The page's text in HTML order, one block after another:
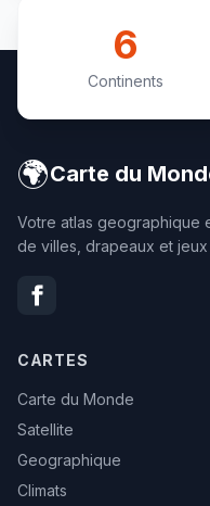
6
Continents
🌍Carte du
Votre atlas geographique
de villes, drapeaux et
CARTES
Carte du Monde
Satellite
Geographique
Climats